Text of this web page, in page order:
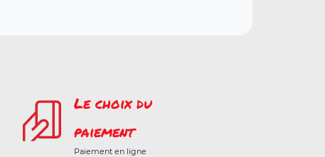
Le choix du
paiement
Paiement en ligne